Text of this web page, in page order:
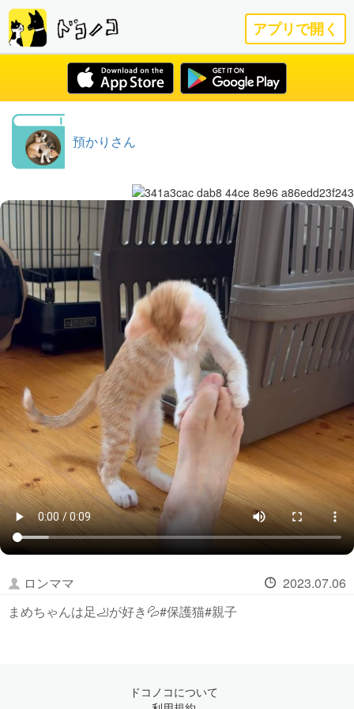
アプリで開く
預かりさん
ロンママ
2023.07.06
まめちゃんは足🦶が好き💦#保護猫#親子
ドコノコについて